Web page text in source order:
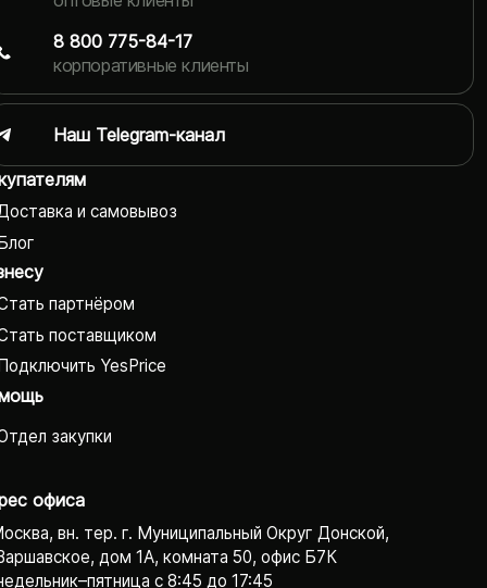
и самовывоз
партнёром
поставщиком
YesPrice
закупки
офиса
вн. тер. г. Муниципальный Округ Донской,
дом 1А, комната 50, офис Б7К
с 8:45 до 17:45
8 800 775-84-17
корпоративные клиенты
Наш Telegram-канал